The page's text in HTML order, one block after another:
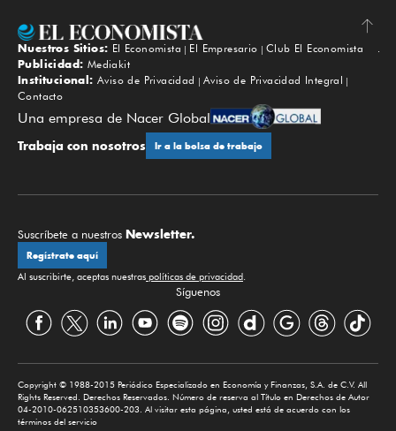
Subir
Nuestros Sitios: El Economista El Empresario
Club El Economista
Publicidad: Mediakit
Institucional: Aviso de Privacidad
Aviso de Privacidad Integral
Contacto
Una empresa de Nacer Global
Trabaja con nosotros Ir a la bolsa de trabajo
Suscríbete a nuestros Newsletter.
Regístrate aquí
Al suscribirte, aceptas nuestras políticas de privacidad
Síguenos
Copyright © 1988-2015 Periódico Especializado en Economía y Finanzas, S.A. de C.V. All
Rights Reserved. Derechos Reservados. Número de reserva al Título en Derechos de Autor
04-2010-062510353600-203. Al visitar esta página, usted está de acuerdo con los
términos del servicio